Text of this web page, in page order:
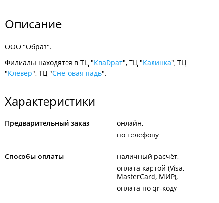
Описание
ООО "Образ".
Филиалы находятся в ТЦ "КваDрат", ТЦ "Калинка", ТЦ
"Клевер", ТЦ "Снеговая падь".
Характеристики
Предварительный заказ
онлайн
по телефону
Способы оплаты
наличный расчёт
оплата картой (Visa,
MasterCard, МИР)
оплата по qr-коду